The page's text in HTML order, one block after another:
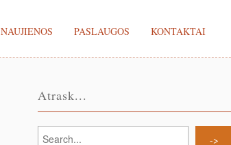
NAUJIENOS PASLAUGOS KONTAKTAI
Atrask...